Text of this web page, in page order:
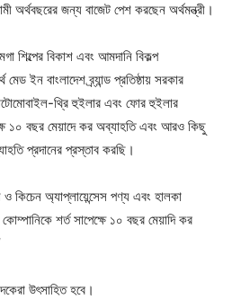
অর্থবছরের জন্য বাজেট পেশ করছেন অর্থমন্ত্রী।
শিল্পের বিকাশ এবং আমদানি বিকল্প
মেড ইন বাংলাদেশ ব্র্যান্ড প্রতিষ্ঠায় সরকার
থ্রি হুইলার এবং ফোর হুইলার
১০ বছর মেয়াদে কর অব্যাহতি এবং আরও কিছু
প্রদানের প্রস্তাব করছি।
কিচেন অ্যাপ্লায়েন্সেস পণ্য এবং হালকা
শর্ত সাপেক্ষে ১০ বছর মেয়াদি কর
উৎসাহিত হবে।